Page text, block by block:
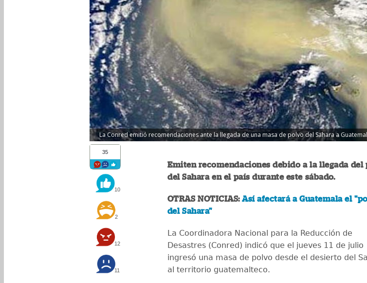
La Conred emitió recomendaciones ante la llegada de una masa de polvo del Sahara a
35
10
2
12
11
Emiten recomendaciones debido a la llegada del
del Sahara en el país durante este sábado.
OTRAS NOTICIAS:Así afectará a Guatemala el
del Sahara"
La Coordinadora Nacional para la Reducción de
Desastres (Conred) indicó que el jueves 11 de julio
ingresó una masa de polvo desde el desierto del
al territorio guatemalteco.